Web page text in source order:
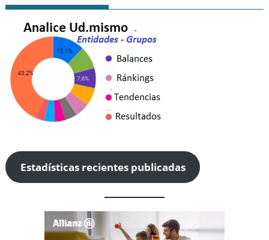
Estadísticas recientes publicadas